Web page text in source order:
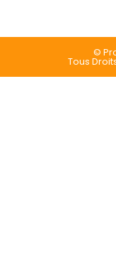
©
Tous